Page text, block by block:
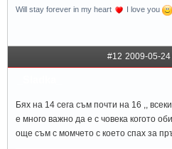
Will stay forever in my heart I love you
#12 2009-05-24
Бях на 14 сега съм почти на 16 ,,
е много важно да е с човека когото
още съм с момчето с което спах за